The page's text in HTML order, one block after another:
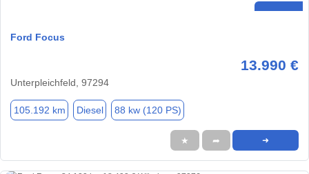
Ford Focus
13.990 €
Unterpleichfeld, 97294
105.192 km Diesel 88 kw (120 PS)
★ ➦ ➜